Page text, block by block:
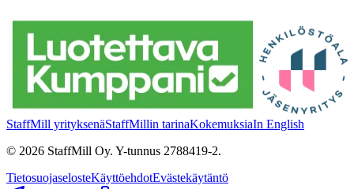
StaffMill yrityksenäStaffMillin tarinaKokemuksiaIn English
© 2026 StaffMill Oy. Y-tunnus 2788419-2.
TietosuojaselosteKäyttöehdotEvästekäytäntö